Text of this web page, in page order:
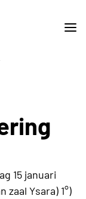
15 januari
zaal Ysara) 1°)